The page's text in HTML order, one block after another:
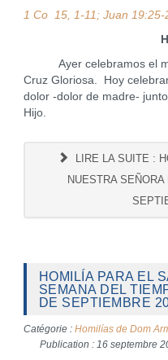
1 Co 15, 1-11; Juan 19:25-
Ayer celebramos el
Cruz Gloriosa. Hoy
dolor -dolor de madre-
Hijo.
LIRE LA SUITE :
NUESTRA
HOMILÍA PARA EL
SEMANA DEL
DE SEPTIEMBRE
Catégorie : Homilías de Dom
Publication : 16 septembre